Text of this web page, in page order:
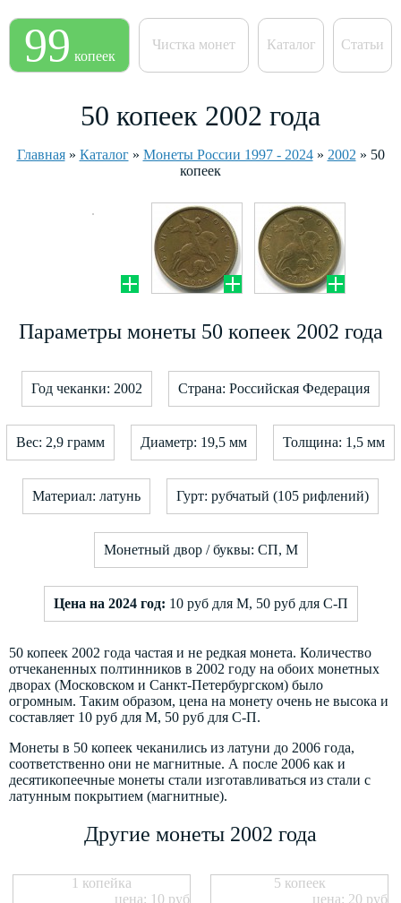
99 копеек
Чистка монет Каталог Статьи
50 копеек 2002 года
Главная» Каталог» Монеты России 1997 - 2024» 2002 » 50
копеек
Параметры монеты 50 копеек 2002 года
Год чеканки: 2002 Страна: Российская Федерация
Вес: 2,9 грамм Диаметр: 19,5 мм Толщина: 1,5 мм
Материал: латунь Гурт: рубчатый (105 рифлений)
Монетный двор / буквы: СП, М
Цена на 2024 год: 10 руб для М, 50 руб для С-П
50 копеек 2002 года частая и не редкая монета. Количество
отчеканенных полтинников в 2002 году на обоих монетных
дворах (Московском и Санкт-Петербургском) было
огромным. Таким образом, цена на монету очень не высока и
составляет 10 руб для М, 50 руб для С-П.
Монеты в 50 копеек чеканились из латуни до 2006 года,
соответственно они не магнитные. А после 2006 как и
десятикопеечные монеты стали изготавливаться из стали с
латунным покрытием (магнитные).
Другие монеты 2002 года
1 копейка
цена: 10 руб
5 копеек
цена: 20 руб